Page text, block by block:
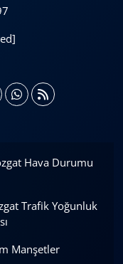
Hava Durumu
Trafik Yoğunluk
Manşetler